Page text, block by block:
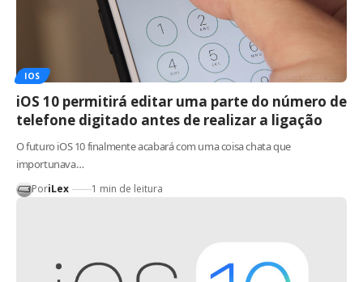
IOS
iOS 10 permitirá editar uma parte do número de
telefone digitado antes de realizar a ligação
O futuro iOS 10 finalmente acabará com uma coisa chata que
importunava…
PoriLex 1 min de leitura